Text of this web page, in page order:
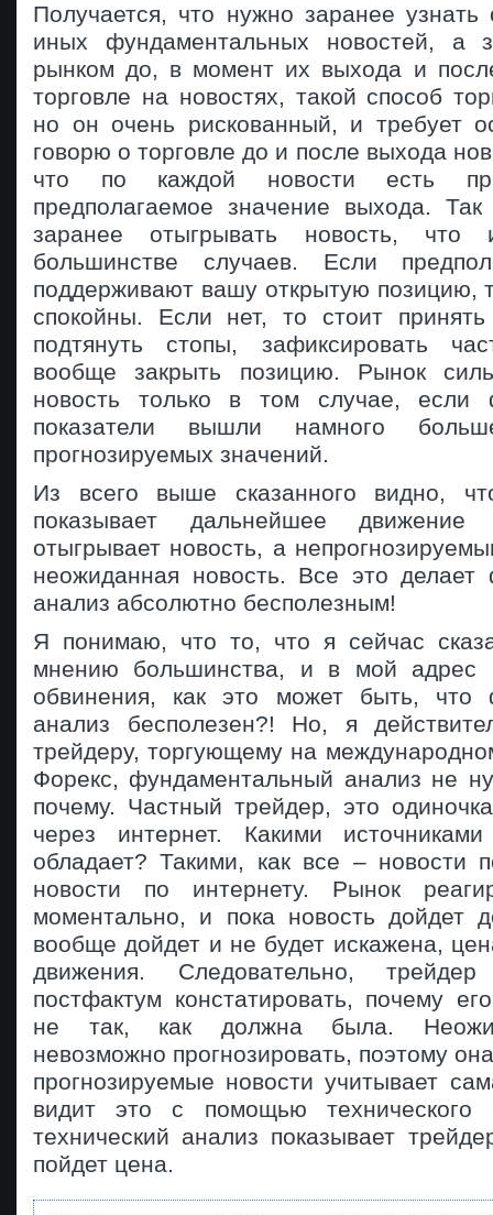
Получается, что нужно заранее
иных фундаментальных новостей, а
рынком до, в момент их выхода и
торговле на новостях, такой способ
но он очень рискованный, и требует
говорю о торговле до и после выхода
что по каждой новости есть
предполагаемое значение выхода.
заранее отыгрывать новость, что
большинстве случаев. Если
поддерживают вашу открытую позицию,
спокойны. Если нет, то стоит
подтянуть стопы, зафиксировать
вообще закрыть позицию. Рынок
новость только в том случае, если
показатели вышли намного
прогнозируемых значений.
Из всего выше сказанного видно,
показывает дальнейшее
отыгрывает новость, а
неожиданная новость. Все это делает
анализ абсолютно бесполезным!
Я понимаю, что то, что я сейчас
мнению большинства, и в мой адрес
обвинения, как это может быть, что
анализ бесполезен?! Но, я
трейдеру, торгующему на
Форекс, фундаментальный анализ не
почему. Частный трейдер, это
через интернет. Какими
обладает? Такими, как все – новости
новости по интернету. Рынок
моментально, и пока новость дойдет
вообще дойдет и не будет искажена,
движения. Следовательно,
постфактум констатировать, почему
не так, как должна была.
невозможно прогнозировать, поэтому
прогнозируемые новости учитывает
видит это с помощью технического
технический анализ показывает
пойдет цена.